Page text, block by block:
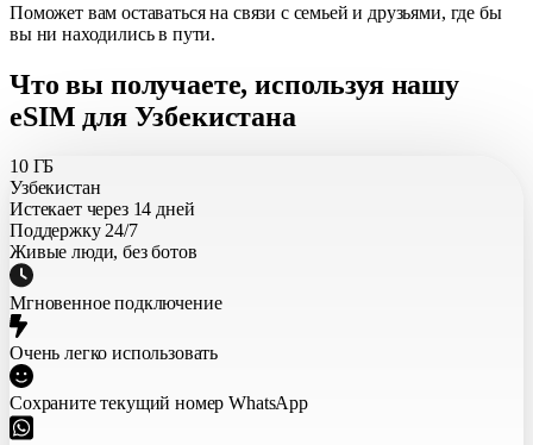
Поможет вам оставаться на связи с семьей и друзьями, где бы
вы ни находились в пути.
Что вы получаете, используя нашу
eSIM для Узбекистана
10 ГБ
Узбекистан
Истекает через 14 дней
Поддержку 24/7
Живые люди, без ботов
Мгновенное подключение
Очень легко использовать
Сохраните текущий номер WhatsApp